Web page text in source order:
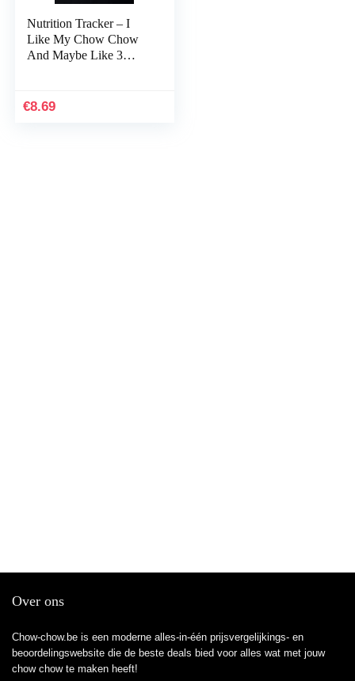
Nutrition Tracker – I
Like My Chow Chow
And Maybe Like 3
Food Tracker and…
€8.69
Over ons
Chow-chow.be is een moderne alles-in-één prijsvergelijkings- en
beoordelingswebsite die de beste deals bied voor alles wat met jouw
chow chow te maken heeft!